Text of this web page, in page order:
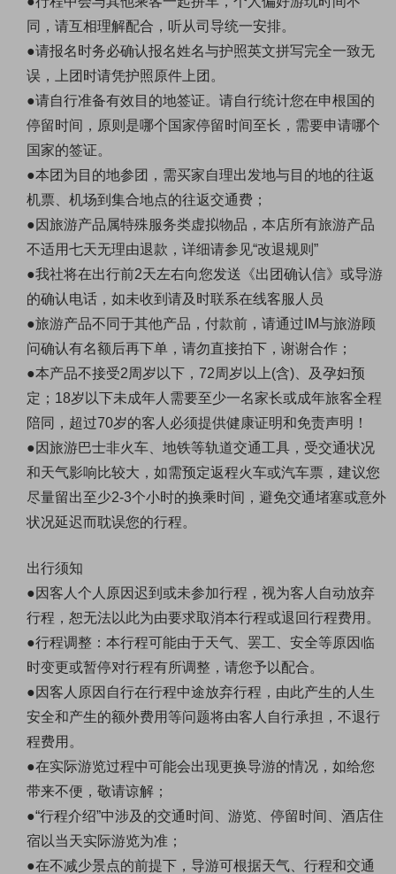
同，请互相理解配合，听从司导统一安排。
●请报名时务必确认报名姓名与护照英文拼写完全一致无
误，上团时请凭护照原件上团。
●请自行准备有效目的地签证。请自行统计您在申根国的
停留时间，原则是哪个国家停留时间至长，需要申请哪个
国家的签证。
●本团为目的地参团，需买家自理出发地与目的地的往返
机票、机场到集合地点的往返交通费；
●因旅游产品属特殊服务类虚拟物品，本店所有旅游产品
不适用七天无理由退款，详细请参见“改退规则”
●我社将在出行前2天左右向您发送《出团确认信》或导游
的确认电话，如未收到请及时联系在线客服人员
●旅游产品不同于其他产品，付款前，请通过IM与旅游顾
问确认有名额后再下单，请勿直接拍下，谢谢合作；
●本产品不接受2周岁以下，72周岁以上(含)、及孕妇预
定；18岁以下未成年人需要至少一名家长或成年旅客全程
陪同，超过70岁的客人必须提供健康证明和免责声明！
●因旅游巴士非火车、地铁等轨道交通工具，受交通状况
和天气影响比较大，如需预定返程火车或汽车票，建议您
尽量留出至少2-3个小时的换乘时间，避免交通堵塞或意外
状况延迟而耽误您的行程。
出行须知
●因客人个人原因迟到或未参加行程，视为客人自动放弃
行程，恕无法以此为由要求取消本行程或退回行程费用。
●行程调整：本行程可能由于天气、罢工、安全等原因临
时变更或暂停对行程有所调整，请您予以配合。
●因客人原因自行在行程中途放弃行程，由此产生的人生
安全和产生的额外费用等问题将由客人自行承担，不退行
程费用。
●在实际游览过程中可能会出现更换导游的情况，如给您
带来不便，敬请谅解；
●“行程介绍”中涉及的交通时间、游览、停留时间、酒店住
宿以当天实际游览为准；
●在不减少景点的前提下，导游可根据天气、行程和交通